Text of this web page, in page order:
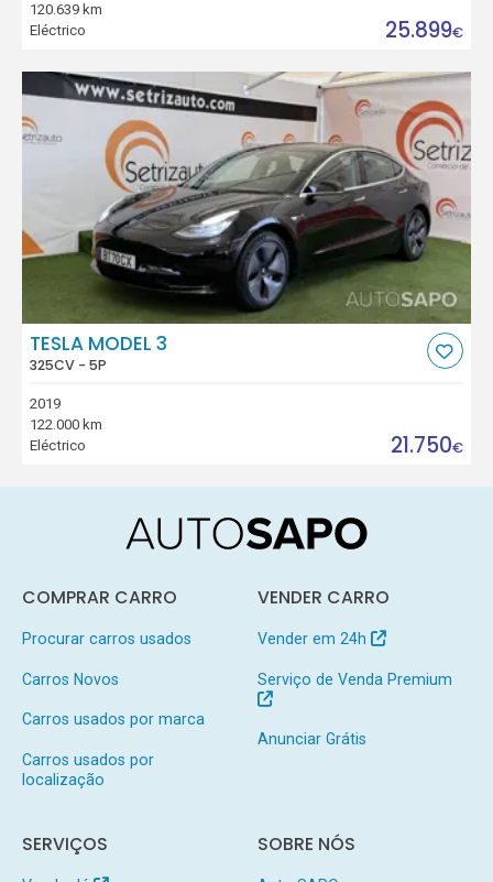
120.639 km
Eléctrico
25.899€
TESLA MODEL 3
325CV - 5P
2019
122.000 km
Eléctrico
21.750€
COMPRAR CARRO
Procurar carros usados
Carros Novos
Carros usados por marca
Carros usados por
localização
VENDER CARRO
Vender em 24h
Serviço de Venda Premium
Anunciar Grátis
SERVIÇOS SOBRE NÓS